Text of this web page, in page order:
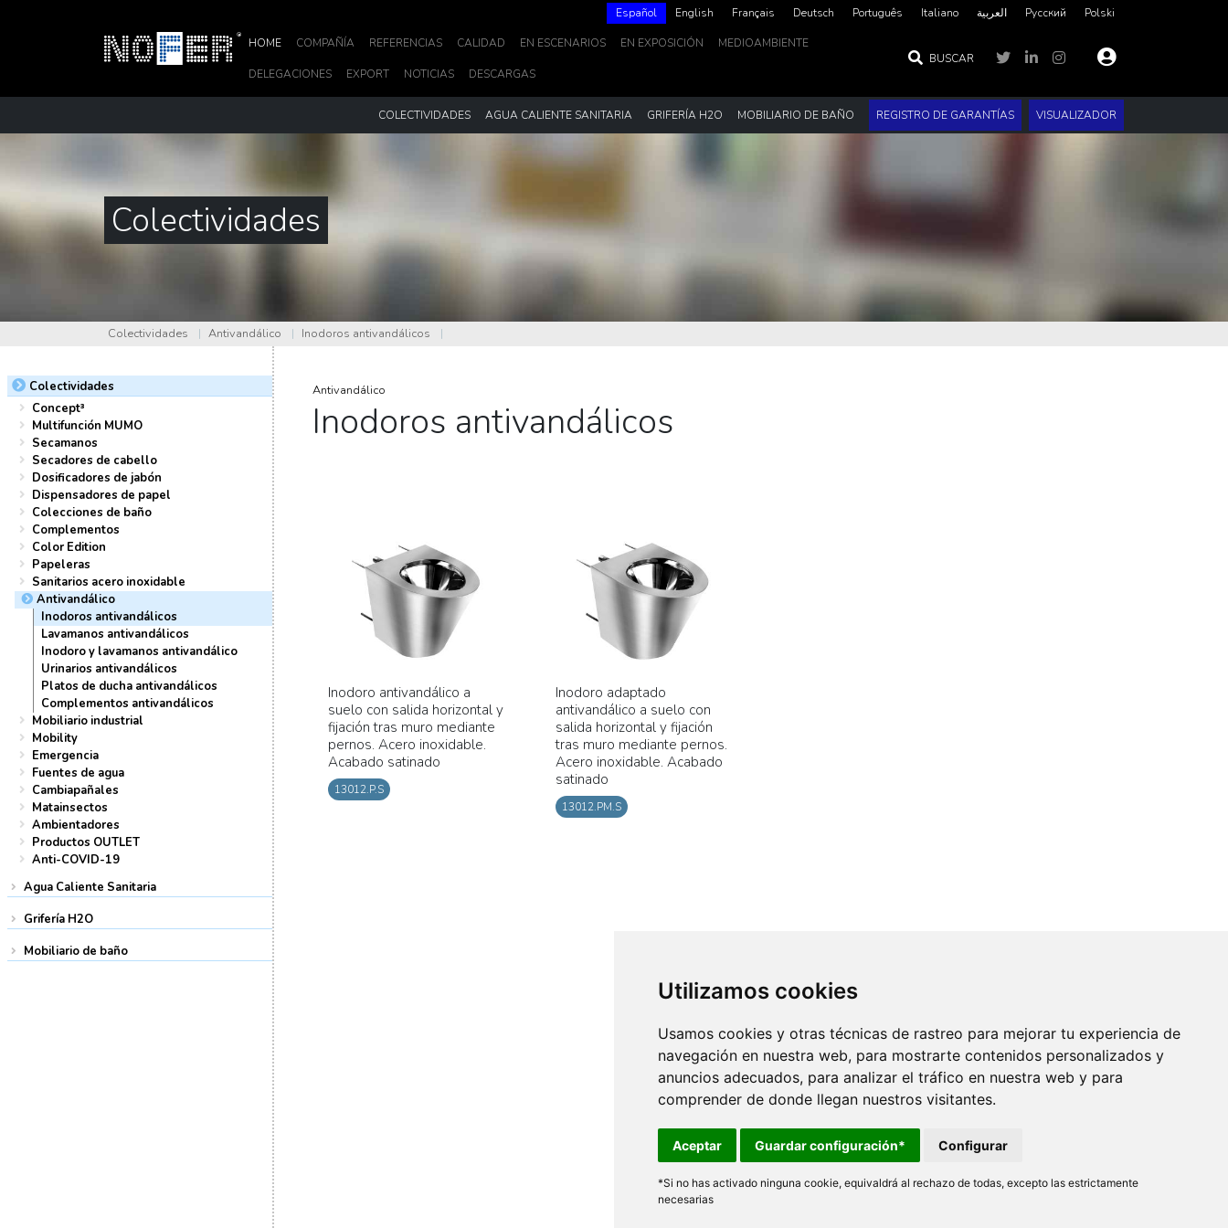
Utilizamos cookies
Usamos cookies y otras técnicas de rastreo para mejorar tu experiencia de
navegación en nuestra web, para mostrarte contenidos personalizados y
anuncios adecuados, para analizar el tráfico en nuestra web y para
comprender de donde llegan nuestros visitantes.
Aceptar Guardar configuración* Configurar
*Si no has activado ninguna cookie, equivaldrá al rechazo de todas, excepto las estrictamente
necesarias
Español English Français Deutsch Português Italiano العربية‏ Русский Polski
HOME COMPAÑÍA REFERENCIAS CALIDAD EN ESCENARIOS EN EXPOSICIÓN MEDIOAMBIENTE
DELEGACIONES EXPORT NOTICIAS DESCARGAS
BUSCAR
COLECTIVIDADES AGUA CALIENTE SANITARIA GRIFERÍA H2O MOBILIARIO DE BAÑO REGISTRO DE GARANTÍAS VISUALIZADOR
Colectividades
Colectividades | Antivandálico | Inodoros antivandálicos |
Colectividades
Concept³
Multifunción MUMO
Secamanos
Secadores de cabello
Dosificadores de jabón
Dispensadores de papel
Colecciones de baño
Complementos
Color Edition
Papeleras
Sanitarios acero inoxidable
Antivandálico
Inodoros antivandálicos
Lavamanos antivandálicos
Inodoro y lavamanos antivandálico
Urinarios antivandálicos
Platos de ducha antivandálicos
Complementos antivandálicos
Mobiliario industrial
Mobility
Emergencia
Fuentes de agua
Cambiapañales
Matainsectos
Ambientadores
Productos OUTLET
Anti-COVID-19
Agua Caliente Sanitaria
Grifería H2O
Mobiliario de baño
Antivandálico
Inodoros antivandálicos
Inodoro antivandálico a
suelo con salida horizontal y
fijación tras muro mediante
pernos. Acero inoxidable.
Acabado satinado
13012.P.S
Inodoro adaptado
antivandálico a suelo con
salida horizontal y fijación
tras muro mediante pernos.
Acero inoxidable. Acabado
satinado
13012.PM.S